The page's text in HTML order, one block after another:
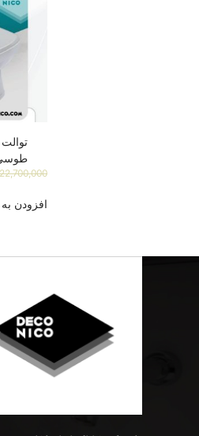
22,700,000
افزودن